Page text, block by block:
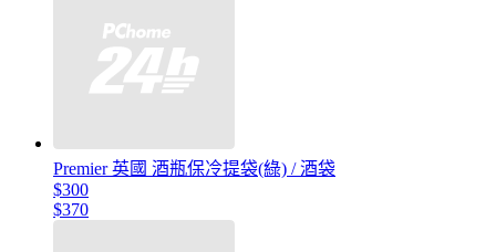
Premier 英國 酒瓶保冷提袋(綠) / 酒袋
$300
$370